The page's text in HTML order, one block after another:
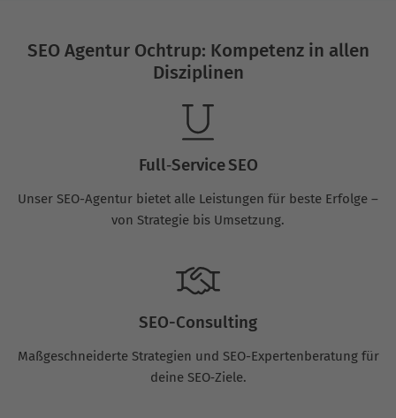
SEO Agentur Ochtrup: Kompetenz in allen
Disziplinen
Full‑Service SEO
Unser SEO-Agentur bietet alle Leistungen für beste Erfolge –
von Strategie bis Umsetzung.
SEO-Consulting
Maßgeschneiderte Strategien und SEO-Expertenberatung für
deine SEO‑Ziele.